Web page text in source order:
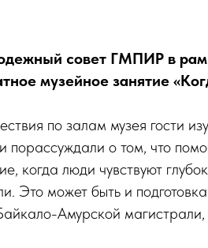
совет ГМПИР в
музейное занятие
по залам музея гости
о том, что
когда люди чувствуют
Это может быть и
Амурской